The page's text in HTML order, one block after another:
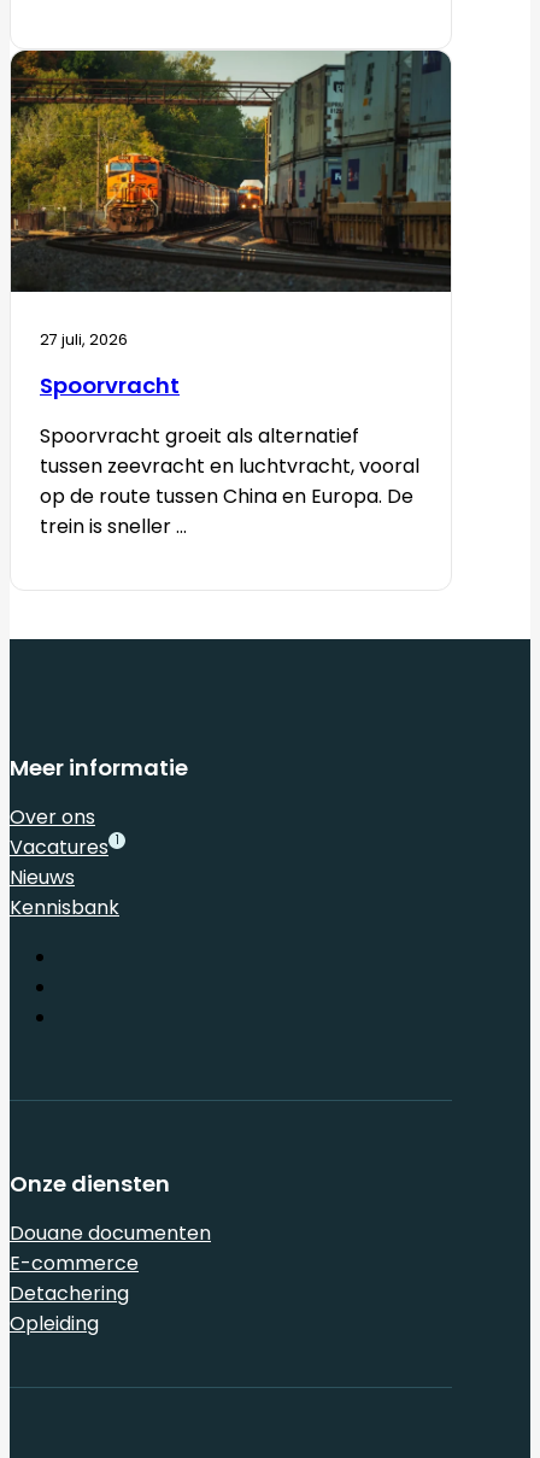
27 juli, 2026
Spoorvracht
Spoorvracht groeit als alternatief
tussen zeevracht en luchtvracht, vooral
op de route tussen China en Europa. De
trein is sneller ...
Meer informatie
Over ons
Vacatures 1
Nieuws
Kennisbank
Onze diensten
Douane documenten
E-commerce
Detachering
Opleiding